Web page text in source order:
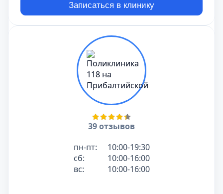
Записаться в клинику
39 отзывов
пн-пт:
10:00-19:30
сб:
10:00-16:00
вс:
10:00-16:00